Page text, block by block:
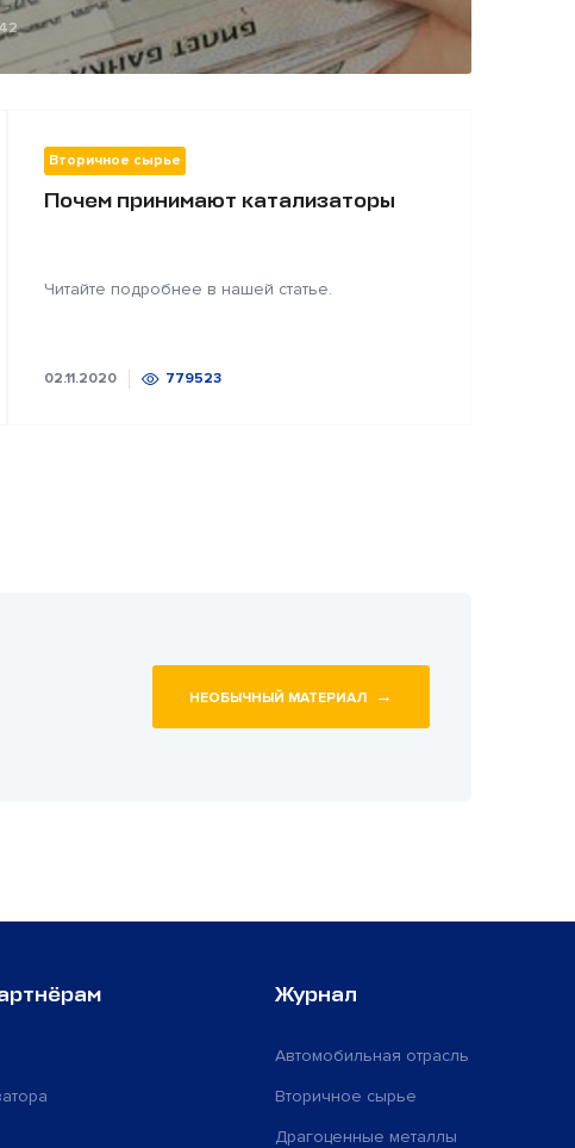
Вторичное сырье
Почем принимают катализаторы
Читайте подробнее в нашей статье.
02.11.2020 779523
НЕОБЫЧНЫЙ МАТЕРИАЛ →
Журнал
Автомобильная отрасль
Вторичное сырье
Драгоценные металлы